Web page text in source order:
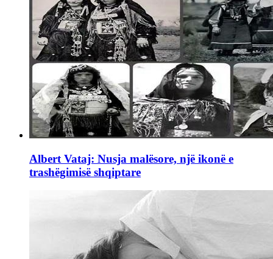
Albert Vataj: Nusja malësore, një ikonë e
trashëgimisë shqiptare